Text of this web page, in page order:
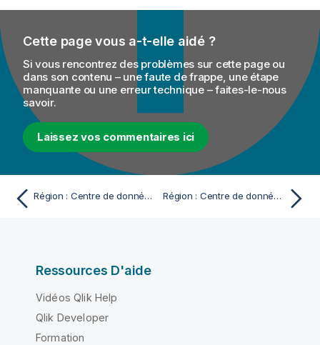
Cette page vous a-t-elle aidé ?
Si vous rencontrez des problèmes sur cette page ou
dans son contenu – une faute de frappe, une étape
manquante ou une erreur technique – faites-le-nous
savoir.
Laissez vos commentaires ici
Région : Centre de données AWS Europe (Irlande) Région : Centre de données AWS Europe (Paris)
Ressources D'aide
Vidéos Qlik Help
Qlik Developer
Formation